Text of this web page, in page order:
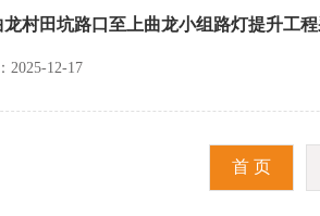
龙村田坑路口至上曲龙小组路灯提升工
2025-12-17
首 页